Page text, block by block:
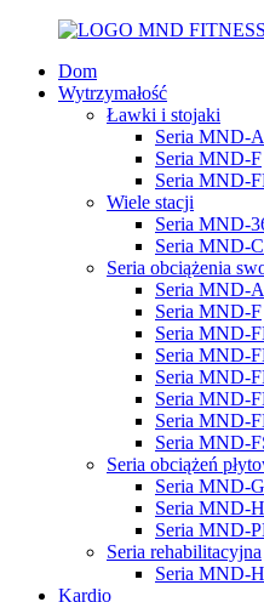
Dom
Wytrzymałość
Ławki i stojaki
Seria MND-
Seria MND-F
Seria MND-
Wiele stacji
Seria MND-
Seria MND-C
Seria obciążenia
Seria MND-
Seria MND-F
Seria MND-
Seria MND-
Seria MND-
Seria MND-
Seria MND-
Seria MND-
Seria obciążeń
Seria MND-G
Seria MND-
Seria MND-
Seria rehabilitacyjna
Seria MND-H
Kardio